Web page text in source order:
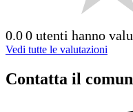
0.00 utenti hanno
Vedi tutte le valutazioni
Contatta il